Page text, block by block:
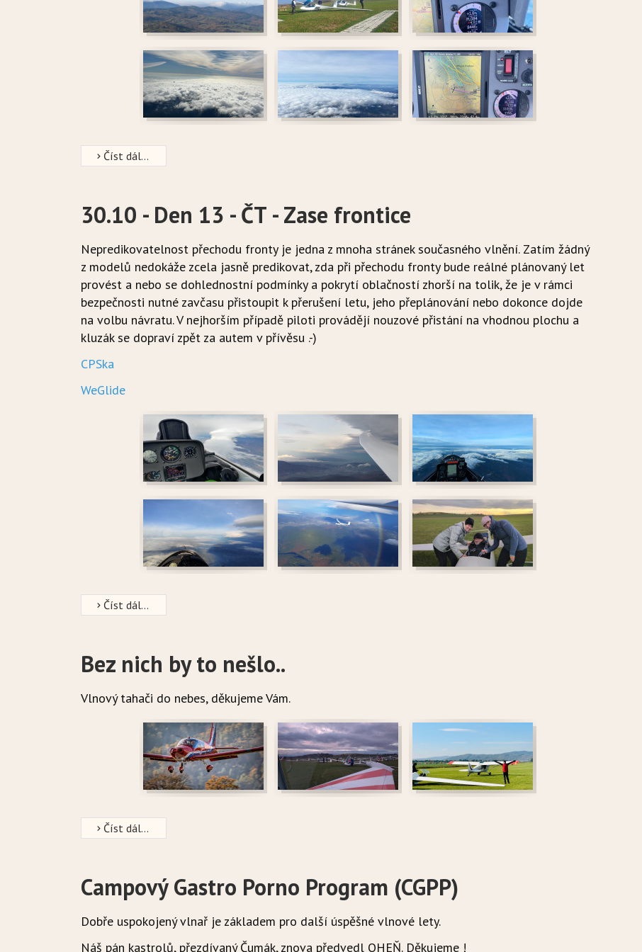
Číst dál...
30.10 - Den 13 - ČT - Zase frontice
Nepredikovatelnost přechodu fronty je jedna z mnoha stránek současného vlnění. Zatím žádný
z modelů nedokáže zcela jasně predikovat, zda při přechodu fronty bude reálné plánovaný let
provést a nebo se dohlednostní podmínky a pokrytí oblačností zhorší na tolik, že je v rámci
bezpečnosti nutné zavčasu přistoupit k přerušení letu, jeho přeplánování nebo dokonce dojde
na volbu návratu. V nejhorším případě piloti provádějí nouzové přistání na vhodnou plochu a
kluzák se dopraví zpět za autem v přívěsu .-)
CPSka
WeGlide
Číst dál...
Bez nich by to nešlo..
Vlnový tahači do nebes, děkujeme Vám.
Číst dál...
Campový Gastro Porno Program (CGPP)
Dobře uspokojený vlnař je základem pro další úspěšné vlnové lety.
Náš pán kastrolů, přezdívaný Čumák, znova předvedl OHEŇ. Děkujeme !